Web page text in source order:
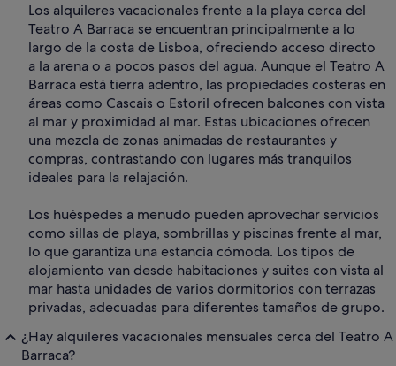
Los alquileres vacacionales frente a la playa cerca del
Teatro A Barraca se encuentran principalmente a lo
largo de la costa de Lisboa, ofreciendo acceso directo
a la arena o a pocos pasos del agua. Aunque el Teatro A
Barraca está tierra adentro, las propiedades costeras en
áreas como Cascais o Estoril ofrecen balcones con vista
al mar y proximidad al mar. Estas ubicaciones ofrecen
una mezcla de zonas animadas de restaurantes y
compras, contrastando con lugares más tranquilos
ideales para la relajación.
Los huéspedes a menudo pueden aprovechar servicios
como sillas de playa, sombrillas y piscinas frente al mar,
lo que garantiza una estancia cómoda. Los tipos de
alojamiento van desde habitaciones y suites con vista al
mar hasta unidades de varios dormitorios con terrazas
privadas, adecuadas para diferentes tamaños de grupo.
¿Hay alquileres vacacionales mensuales cerca del Teatro A
Barraca?